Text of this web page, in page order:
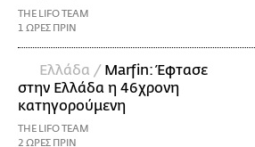
THE LIFO TEAM
1 ΩΡΕΣ ΠΡΙΝ
Ελλάδα / Marfin: Έφτασε
στην Ελλάδα η 46χρονη
κατηγορούμενη
THE LIFO TEAM
2 ΩΡΕΣ ΠΡΙΝ